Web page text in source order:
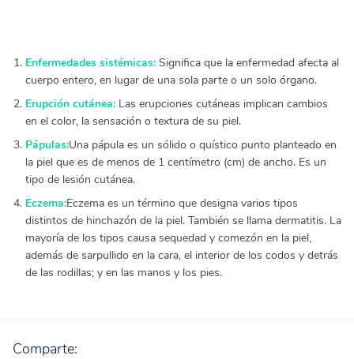
Enfermedades sistémicas: Significa que la enfermedad afecta al
cuerpo entero, en lugar de una sola parte o un solo órgano.
Erupción cutánea: Las erupciones cutáneas implican cambios
en el color, la sensación o textura de su piel.
Pápulas:Una pápula es un sólido o quístico punto planteado en
la piel que es de menos de 1 centímetro (cm) de ancho. Es un
tipo de lesión cutánea.
Eczema:Eczema es un término que designa varios tipos
distintos de hinchazón de la piel. También se llama dermatitis. La
mayoría de los tipos causa sequedad y comezón en la piel,
además de sarpullido en la cara, el interior de los codos y detrás
de las rodillas; y en las manos y los pies.
Comparte: